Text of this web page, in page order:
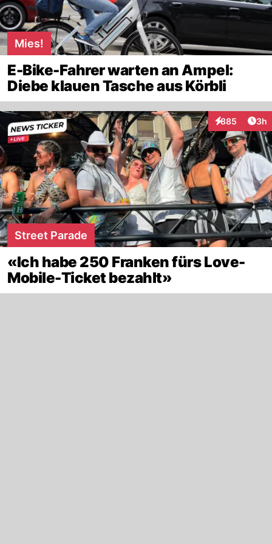
Mies!
E-Bike-Fahrer warten an Ampel:
Diebe klauen Tasche aus Körbli
885
Interaktionen
3h
Street Parade
«Ich habe 250 Franken fürs Love-
Mobile-Ticket bezahlt»